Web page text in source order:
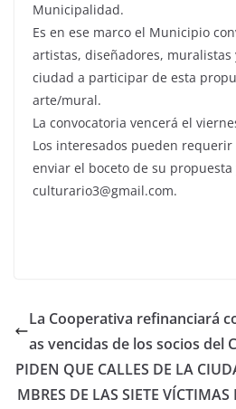
Municipalidad.
Es en ese marco el Municipio
artistas, diseñadores, muralistas
ciudad a participar de esta
arte/mural.
La convocatoria vencerá el
Los interesados pueden
enviar el boceto de su propuesta
culturario3@gmail.com.
La Cooperativa refinanciará
as vencidas de los socios del
PIDEN QUE CALLES DE LA
MBRES DE LAS SIETE